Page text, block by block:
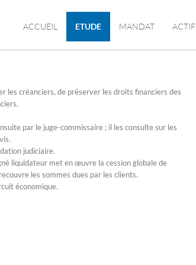
ACCUEIL ETUDE MANDAT ACTIF
les créanciers, de préserver les droits financiers des
par le juge-commissaire ; il les consulte sur les
judiciaire.
liquidateur met en œuvre la cession globale de
les sommes dues par les clients.
économique.